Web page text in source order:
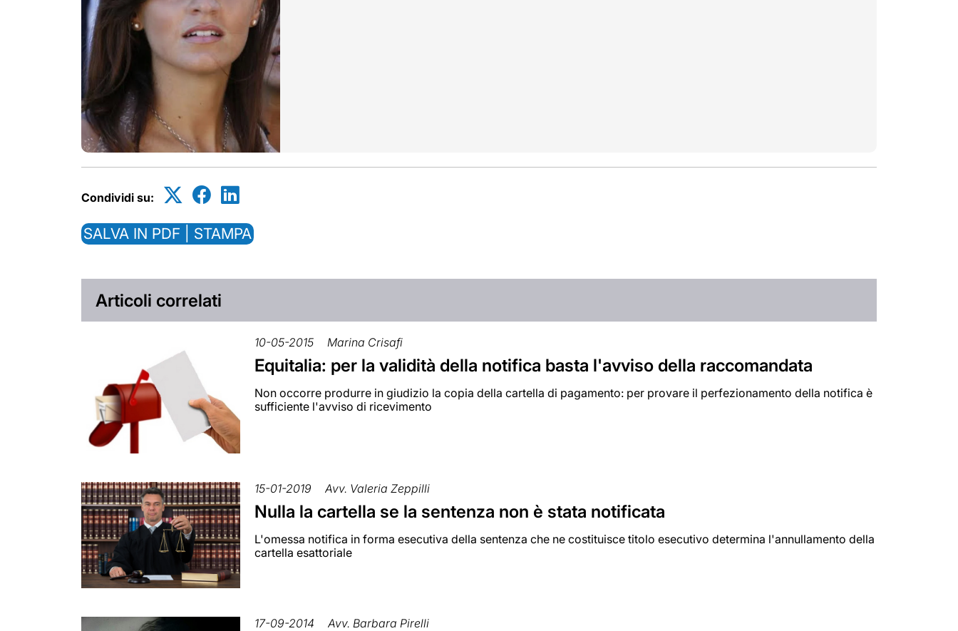
Condividi su:
SALVA IN PDF | STAMPA
Articoli correlati
10-05-2015 Marina Crisafi
Equitalia: per la validità della notifica basta l'avviso della raccomandata
Non occorre produrre in giudizio la copia della cartella di pagamento: per provare il perfezionamento della notifica è
sufficiente l'avviso di ricevimento
15-01-2019 Avv. Valeria Zeppilli
Nulla la cartella se la sentenza non è stata notificata
L'omessa notifica in forma esecutiva della sentenza che ne costituisce titolo esecutivo determina l'annullamento della
cartella esattoriale
17-09-2014 Avv. Barbara Pirelli